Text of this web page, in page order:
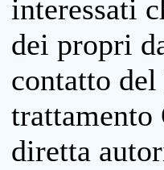
interessati
dei propri
contatto
trattamento
diretta